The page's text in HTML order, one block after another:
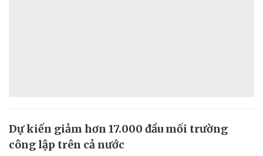
Dự kiến giảm hơn 17.000 đầu mối trường
công lập trên cả nước